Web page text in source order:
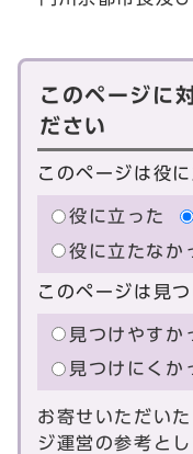
このページに
ださい
このページは役
役に立った
役に立たなか
このページは見
見つけやすか
見つけにくか
お寄せいただい
ジ運営の参考とし